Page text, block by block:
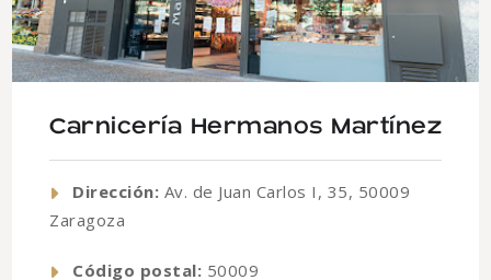
Carnicería Hermanos Martínez
Dirección: Av. de Juan Carlos I, 35, 50009
Zaragoza
Código postal: 50009